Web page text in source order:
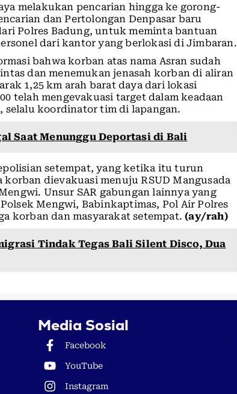
melakukan pencarian hingga ke gorong-
dan Pertolongan Denpasar baru
Polres Badung, untuk meminta bantuan
dari kantor yang berlokasi di Jimbaran.
bahwa korban atas nama Asran sudah
dan menemukan jenasah korban di aliran
1,25 km arah barat daya dari lokasi
telah mengevakuasi target dalam keadaan
selalu koordinator tim di lapangan.
Saat Menunggu Deportasi di Bali
setempat, yang ketika itu turun
dievakuasi menuju RSUD Mangusada
Unsur SAR gabungan lainnya yang
Mengwi, Babinkaptimas, Pol Air Polres
korban dan masyarakat setempat.(ay/rah)
Tindak Tegas Bali Silent Disco, Dua
Media Sosial
Facebook
YouTube
Instagram